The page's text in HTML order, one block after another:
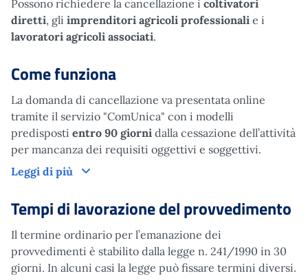
Possono richiedere la cancellazione i coltivatori
diretti, gli imprenditori agricoli professionali e i
lavoratori agricoli associati.
Come funziona
La domanda di cancellazione va presentata online
tramite il servizio "ComUnica" con i modelli
predisposti entro 90 giorni dalla cessazione dell’attività
per mancanza dei requisiti oggettivi e soggettivi.
Leggi di più
Come funziona
Tempi di lavorazione del provvedimento
Il termine ordinario per l’emanazione dei
provvedimenti è stabilito dalla legge n. 241/1990 in 30
giorni. In alcuni casi la legge può fissare termini diversi.